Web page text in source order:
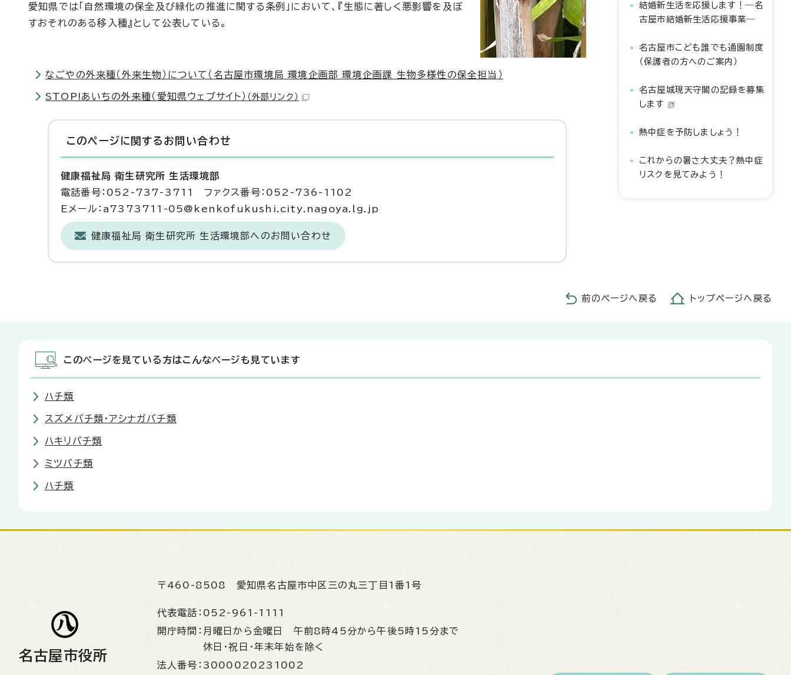
愛知県では「自然環境の保全及び緑化の推進に関する条例」において、『生態に著しく悪影響を及ぼ
すおそれのある移入種』として公表している。
なごやの外来種（外来生物）について（名古屋市環境局 環境企画部 環境企画課 生物多様性の保全担当）
STOP!あいちの外来種（愛知県ウェブサイト） （外部リンク）
このページに関する お問い合わせ
健康福祉局 衛生研究所 生活環境部
電話番号：052-737-3711 ファクス番号：052-736-1102
Eメール：a7373711-05@kenkofukushi.city.nagoya.lg.jp
健康福祉局 衛生研究所 生活環境部へのお問い合わせ
結婚新生活を応援します！―名
古屋市結婚新生活応援事業―
名古屋市こども誰でも通園制度
（保護者の方へのご案内）
名古屋城現天守閣の記録を募集
します
熱中症を予防しましょう！
これからの暑さ大丈夫？熱中症
リスクを見てみよう！
前のページへ戻る トップページへ戻る
このページを見ている方はこんなページも見ています
ハチ類
スズメバチ類・アシナガバチ類
ハキリバチ類
ミツバチ類
ハチ類
名古屋市役所
〒460-8508 愛知県名古屋市中区三の丸三丁目1番1号
代表電話： 052-961-1111
開庁時間： 月曜日から金曜日 午前8時45分から午後5時15分まで
休日・祝日・年末年始を除く
法人番号： 3000020231002